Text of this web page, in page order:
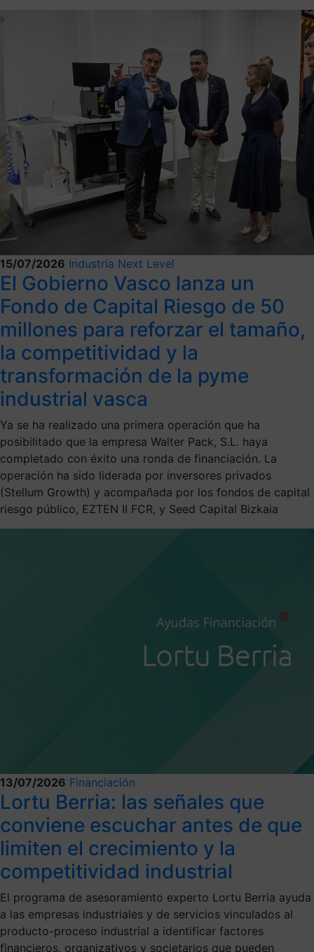
15/07/2026 Industria Next Level
El Gobierno Vasco lanza un
Fondo de Capital Riesgo de 50
millones para reforzar el tamaño,
la competitividad y la
transformación de la pyme
industrial vasca
Ya se ha realizado una primera operación que ha
posibilitado que la empresa Walter Pack, S.L. haya
completado con éxito una ronda de financiación. La
operación ha sido liderada por inversores privados
(Stellum Growth) y acompañada por los fondos de capital
riesgo público, EZTEN II FCR, y Seed Capital Bizkaia
13/07/2026 Financiación
Lortu Berria: las señales que
conviene escuchar antes de que
limiten el crecimiento y la
competitividad industrial
El programa de asesoramiento experto Lortu Berria ayuda
a las empresas industriales y de servicios vinculados al
producto-proceso industrial a identificar factores
financieros, organizativos y societarios que pueden